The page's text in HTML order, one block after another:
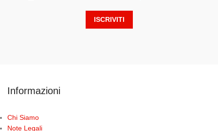
Informazioni
Chi Siamo
Note Legali